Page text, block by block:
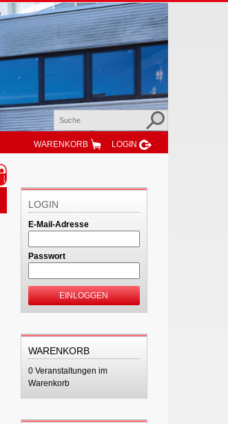
WARENKORB LOGIN
LOGIN
E-Mail-Adresse
Passwort
EINLOGGEN
WARENKORB
0 Veranstaltungen im
Warenkorb